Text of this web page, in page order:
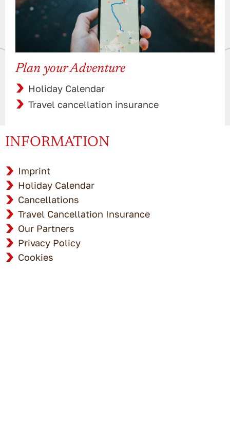
Plan your Adventure
Holiday Calendar
Travel cancellation insurance
INFORMATION
Imprint
Holiday Calendar
Cancellations
Travel Cancellation Insurance
Our Partners
Privacy Policy
Cookies